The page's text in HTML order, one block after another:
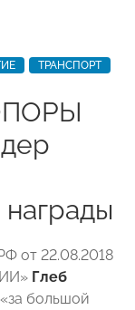
ТРАНСПОРТ
от 22.08.2018
Глеб
большой